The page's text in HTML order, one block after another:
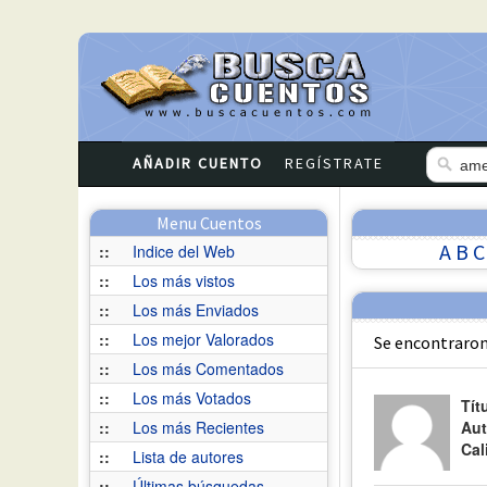
AÑADIR CUENTO REGÍSTRATE
Menu Cuentos
::
Indice del Web
::
Los más vistos
::
Los más Enviados
::
Los mejor Valorados
::
Los más Comentados
::
Los más Votados
::
Los más Recientes
::
Lista de autores
A B C
Se